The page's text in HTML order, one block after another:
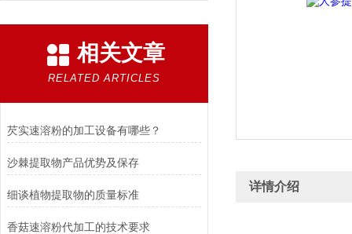
相关文章
RELATED ARTICLES
芡实速溶粉的加工设备有哪些？
沙棘提取物产品优势及保存
细谈植物提取物的质量标准
香菇速溶粉代加工的技术要求
详情介绍